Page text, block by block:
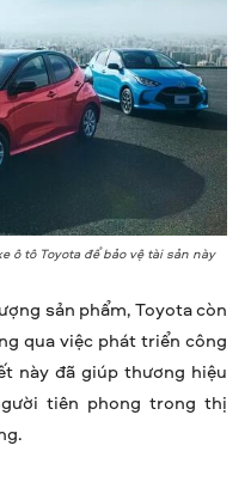
ô tô Toyota để bảo vệ tài sản này
sản phẩm, Toyota còn
qua việc phát triển công
này đã giúp thương hiệu
tiên phong trong thị